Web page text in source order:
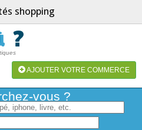
shopping
?
AJOUTER VOTRE COMMERCE
vous ?